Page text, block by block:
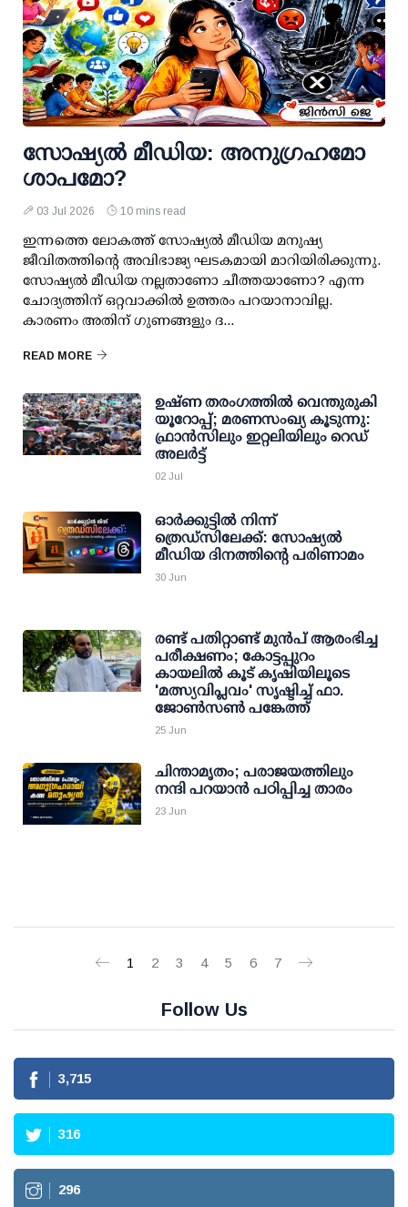
സോഷ്യല്‍ മീഡിയ: അനുഗ്രഹമോ
ശാപമോ?
03 Jul 2026 10 mins read
ഇന്നത്തെ ലോകത്ത് സോഷ്യല്‍ മീഡിയ മനുഷ്യ
ജീവിതത്തിന്റെ അവിഭാജ്യ ഘടകമായി മാറിയിരിക്കുന്നു.
സോഷ്യല്‍ മീഡിയ നല്ലതാണോ ചീത്തയാണോ? എന്ന
ചോദ്യത്തിന് ഒറ്റവാക്കില്‍ ഉത്തരം പറയാനാവില്ല.
കാരണം അതിന് ഗുണങ്ങളും ദ...
READ MORE
ഉഷ്ണ തരംഗത്തില്‍ വെന്തുരുകി
യൂറോപ്പ്; മരണസംഖ്യ കൂടുന്നു:
ഫ്രാന്‍സിലും ഇറ്റലിയിലും റെഡ്
അലര്‍ട്ട്
02 Jul
ഓര്‍ക്കുട്ടില്‍ നിന്ന്
ത്രെഡ്സിലേക്ക്: സോഷ്യല്‍
മീഡിയ ദിനത്തിന്റെ പരിണാമം
30 Jun
രണ്ട് പതിറ്റാണ്ട് മുന്‍പ് ആരംഭിച്ച
പരീക്ഷണം; കോട്ടപ്പുറം
കായലില്‍ കൂട് കൃഷിയിലൂടെ
'മത്സ്യവിപ്ലവം' സൃഷ്ടിച്ച് ഫാ.
ജോണ്‍സണ്‍ പങ്കേത്ത്
25 Jun
ചിന്താമൃതം; പരാജയത്തിലും
നന്ദി പറയാൻ പഠിപ്പിച്ച താരം
23 Jun
1 2 3 4 5 6 7
Follow Us
3,715
316
296